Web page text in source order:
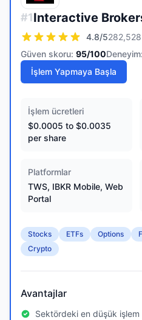
#1Interactive
4.8/5282,528
Güven skoru: 95/100Deneyim:
İşlem Yapmaya Başla
İşlem ücretleri
$0.0005 to $0.0035
per share
Platformlar
TWS, IBKR Mobile, Web
Portal
Stocks ETFs Options
Crypto
Avantajlar
Sektördeki en düşük